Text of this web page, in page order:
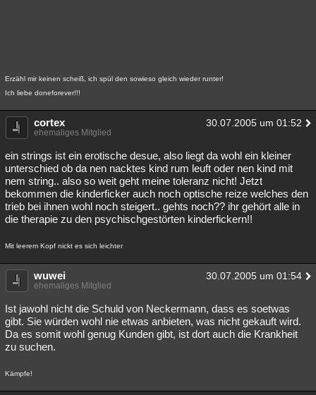
Erzähl mir keinen scheiß, ich spül den sowieso gleich wieder runter!
Ich liebe doneforever!!!
cortex 30.07.2005 um 01:52
ehemaliges Mitglied
ein strings ist ein erotische desue, also liegt da wohl ein kleiner
unterschied ob da nen nacktes kind rum leuft oder nen kind mit
nem string.. also so weit geht meine toleranz nicht! Jetzt
bekommen die kinderficker auch noch optische reize welches den
trieb bei ihnen wohl noch steigert.. gehts noch?? ihr gehört alle in
die therapie zu den psychischgestörten kinderfickern!!
Mit leerem Kopf nickt es sich leichter
wuwei 30.07.2005 um 01:54
ehemaliges Mitglied
Ist jawohl nicht die Schuld von Neckermann, dass es soetwas
gibt. Sie würden wohl nie etwas anbieten, was nicht gekauft wird.
Da es somit wohl genug Kunden gibt, ist dort auch die Krankheit
zu suchen.
Kämpfe!